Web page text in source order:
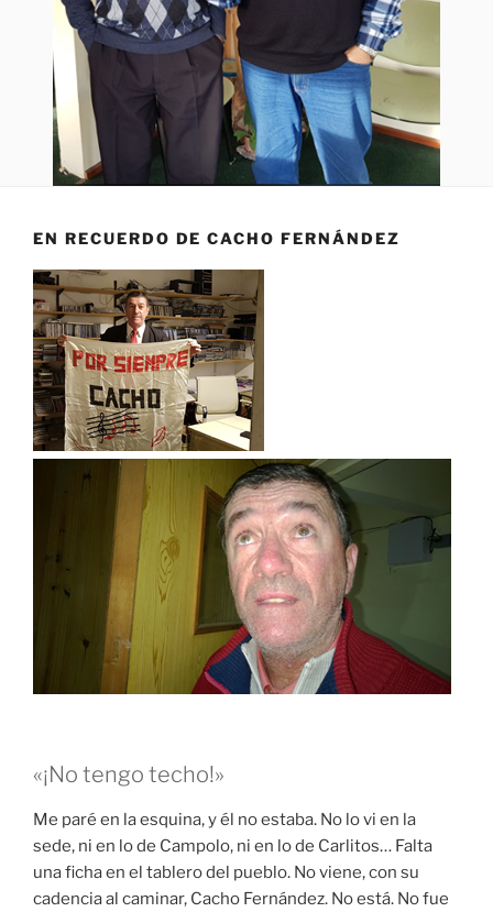
EN RECUERDO DE CACHO FERNÁNDEZ
«¡No tengo techo!»
Me paré en la esquina, y él no estaba. No lo vi en la
sede, ni en lo de Campolo, ni en lo de Carlitos… Falta
una ficha en el tablero del pueblo. No viene, con su
cadencia al caminar, Cacho Fernández. No está. No fue